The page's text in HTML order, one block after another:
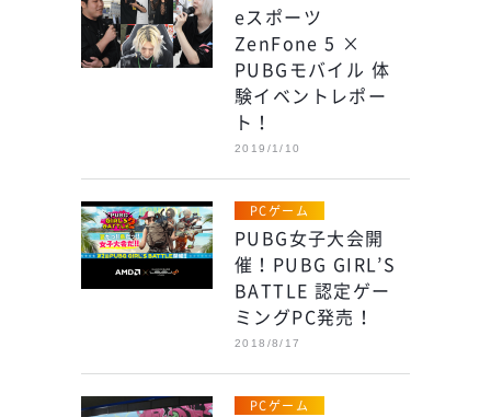
eスポーツ
ZenFone 5 ×
PUBGモバイル 体
験イベントレポー
ト！
2019/1/10
PCゲーム
PUBG女子大会開
催！PUBG GIRL’S
BATTLE 認定ゲー
ミングPC発売！
2018/8/17
PCゲーム